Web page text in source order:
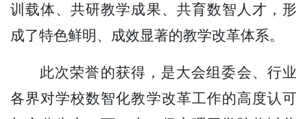
训载体、共研教学成果、共育数智人才，形
成了特色鲜明、成效显著的教学改革体系。
此次荣誉的获得，是大会组委会、行业
各界对学校数智化教学改革工作的高度认可